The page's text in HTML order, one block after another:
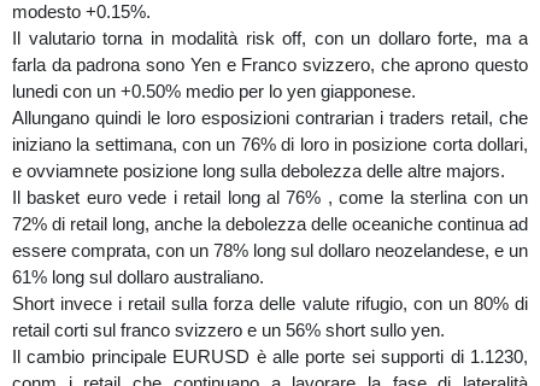
modesto +0.15%.
Il valutario torna in modalità risk off, con un dollaro forte, ma a
farla da padrona sono Yen e Franco svizzero, che aprono questo
lunedi con un +0.50% medio per lo yen giapponese.
Allungano quindi le loro esposizioni contrarian i traders retail, che
iniziano la settimana, con un 76% di loro in posizione corta dollari,
e ovviamnete posizione long sulla debolezza delle altre majors.
Il basket euro vede i retail long al 76% , come la sterlina con un
72% di retail long, anche la debolezza delle oceaniche continua ad
essere comprata, con un 78% long sul dollaro neozelandese, e un
61% long sul dollaro australiano.
Short invece i retail sulla forza delle valute rifugio, con un 80% di
retail corti sul franco svizzero e un 56% short sullo yen.
Il cambio principale EURUSD è alle porte sei supporti di 1.1230,